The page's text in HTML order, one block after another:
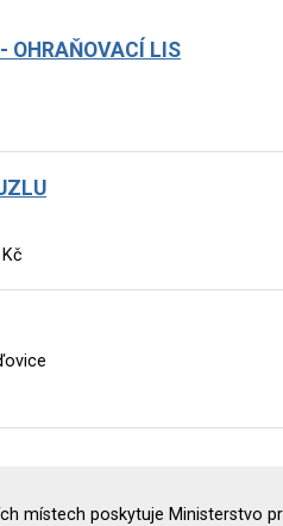
OHRAŇOVACÍ LIS
místech poskytuje Ministerstvo